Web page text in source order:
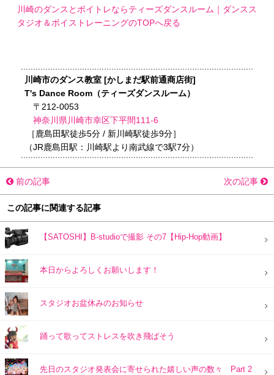
川崎のダンスとボイトレならティーズダンスルーム｜ダンスス
タジオ＆ボイストレーニングのTOPへ戻る
川崎市のダンス教室 [かしまだ駅前通商店街]
T's Dance Room（ティーズダンスルーム）
〒212-0053
神奈川県川崎市幸区下平間111-6
［鹿島田駅徒歩5分 / 新川崎駅徒歩9分］
（JR鹿島田駅：川崎駅より南武線で3駅7分）
前の記事 次の記事
この記事に関連する記事
【SATOSHI】B-studioで撮影 その7【Hip-Hop動画】
本日からよろしくお願いします！
スタジオお盆休みのお知らせ
踊って歌ってストレスを吹き飛ばそう
先日のスタジオ発表会に寄せられた嬉しい声の数々 Part 2